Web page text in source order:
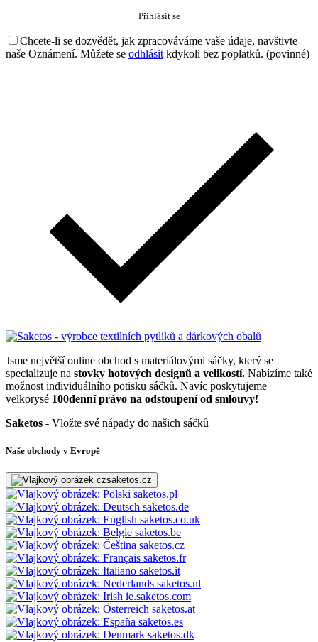
Chcete-li se dozvědět, jak zpracováváme vaše údaje, navštivte
naše Oznámení. Můžete se odhlásit kdykoli bez poplatků. (povinné)
Jsme největší online obchod s materiálovými sáčky, který se
specializuje na stovky hotových designů a velikostí. Nabízíme také
možnost individuálního potisku sáčků. Navíc poskytujeme
velkorysé 100denní právo na odstoupení od smlouvy!
Saketos - Vložte své nápady do našich sáčků
Naše obchody v Evropě
saketos.cz
saketos.pl
saketos.de
saketos.co.uk
saketos.be
saketos.cz
saketos.fr
saketos.it
saketos.nl
ie.saketos.com
saketos.at
saketos.es
saketos.dk